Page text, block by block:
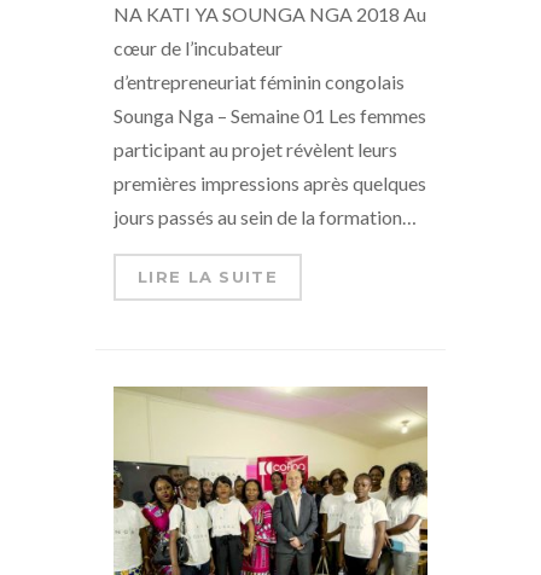
NA KATI YA SOUNGA NGA 2018 Au
cœur de l’incubateur
d’entrepreneuriat féminin congolais
Sounga Nga – Semaine 01 Les femmes
participant au projet révèlent leurs
premières impressions après quelques
jours passés au sein de la formation…
LIRE LA SUITE